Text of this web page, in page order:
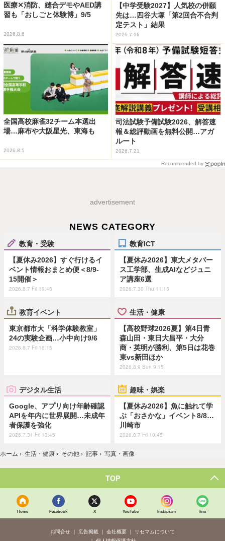
医療✕消防、縫合デモやAED講
習も「おしごと体験博」9/5
2026.8.6
【中学受験2027】人気校の併願
先は…四谷大塚「第2回合不合判
定テスト」結果
2026.7.16
全国高校麻雀32チーム本選出
場…麻布や大阪星光、東海も
2026.8.5
司法試験予備試験2026、解答速
報＆総評動画を無料公開…アガ
ルート
2026.7.21
Recommended by
advertisement
NEWS CATEGORY
教育・受験
【夏休み2026】すぐ行けるイ
ベント情報おまとめ便＜8/9-
15開催＞
2026.8.7 Fri 19:45
教育ICT
【夏休み2026】東大メタバー
ス工学部、生成AIなどジュニ
ア講座6選
2026.7.30 Thu 11:15
教育イベント
東京都市大「科学体験教室」
24の実験企画…小中向け9/6
2026.8.7 Fri 18:15
生活・健康
【高校野球2026夏】第4日青
森山田・東日大昌平・大分
商・英明が勝利、第5日は花巻
東vs新田ほか
2026.8.9 Sun 9:15
デジタル生活
Google、アプリ向け年齢確認
APIを年内に世界展開…未成年
者保護を強化
2026.7.31 Fri 13:45
趣味・娯楽
【夏休み2026】魚に触れて学
ぶ「おさかな」イベント8/8…
川崎市
2026.8.7 Fri 10:45
ホーム › 生活・健康 › その他 › 記事 › 写真・画像
TOP
Home Facebook X YouTube Instagram line
お問合せ 広告掲載 会社概要
リセマムについて